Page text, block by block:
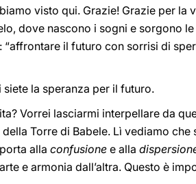
visto qui. Grazie! Grazie per la
dove nascono i sogni e sorgono le
il futuro con sorrisi di
la speranza per il futuro.
Vorrei lasciarmi interpellare da
Torre di Babele. Lì vediamo che
alla confusione e alla
e armonia dall’altra. Questo è